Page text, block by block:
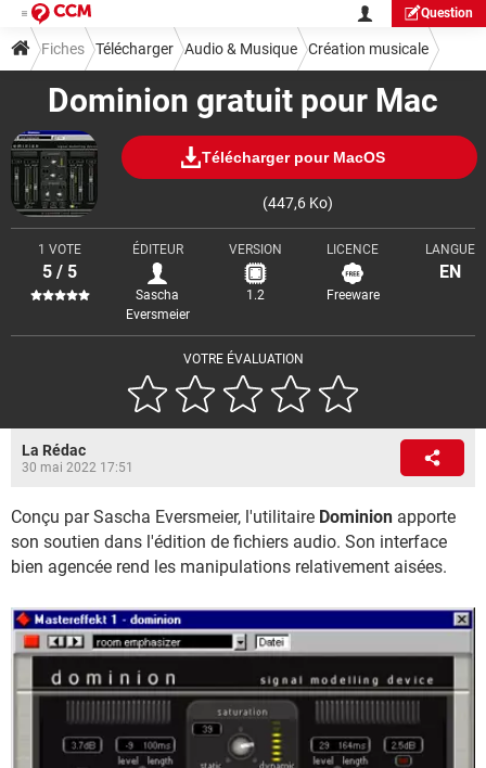
Question
Dominion gratuit pour Mac
Télécharger pour MacOS
(447,6 Ko)
VOTRE ÉVALUATION
1 VOTE
5 / 5
ÉDITEUR
Sascha
Eversmeier
VERSION
1.2
LICENCE
Freeware
LANGUE
EN
Fiches Télécharger Audio & Musique Création musicale
La Rédac
30 mai 2022 17:51
Conçu par Sascha Eversmeier, l'utilitaire Dominion apporte
son soutien dans l'édition de fichiers audio. Son interface
bien agencée rend les manipulations relativement aisées.